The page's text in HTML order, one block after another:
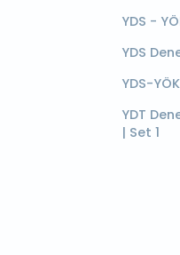
YDS -
YDS
YDS-
YDT
| Set 1